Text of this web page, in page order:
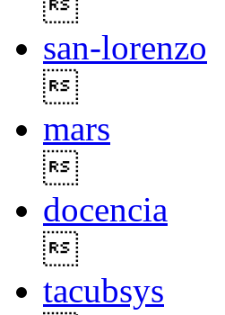
san-lorenzo
mars
docencia
tacubsys